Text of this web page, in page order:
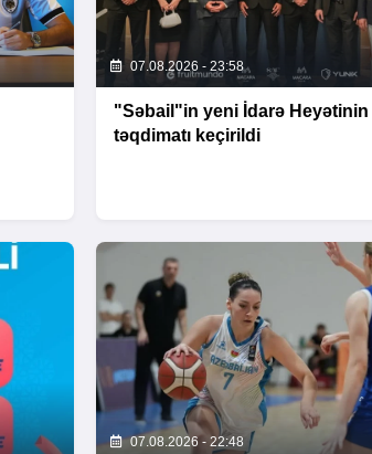
07.08.2026 - 23:58
"Səbail"in yeni İdarə Heyətinin
təqdimatı keçirildi
07.08.2026 - 22:48